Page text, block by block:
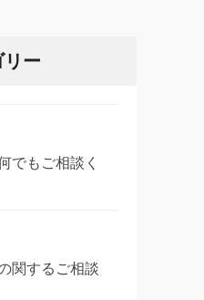
ー
でもご相談く
関するご相談